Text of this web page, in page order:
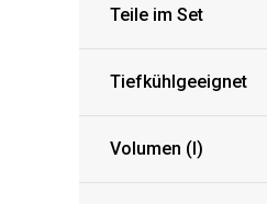
Teile im Set
Tiefkühlgeeignet
Volumen (l)